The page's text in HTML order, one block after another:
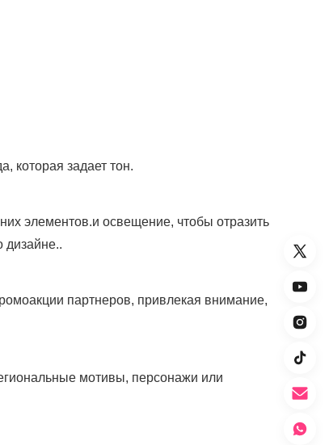
которая задает тон.
элементов.и освещение, чтобы отразить
дизайне..
партнеров, привлекая внимание,
мотивы, персонажи или